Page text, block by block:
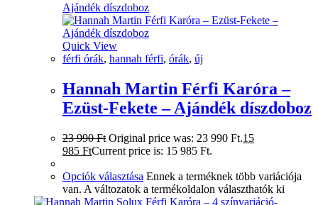
Quick View
férfi órák, hannah férfi, órák, új
Hannah Martin Férfi Karóra –
Ezüst-Fekete – Ajándék díszdoboz
23 990Ft Original price was: 23 990 Ft.15
985 FtCurrent price is: 15 985 Ft.
Opciók választása Ennek a terméknek több variációja
van. A változatok a termékoldalon választhatók ki